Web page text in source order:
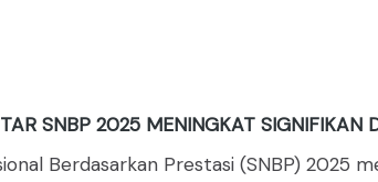
SNBP 2025 MENINGKAT
Berdasarkan Prestasi (SNBP) 2025